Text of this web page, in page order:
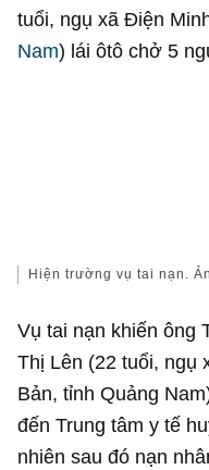
tuổi, ngụ xã Điện
Nam) lái ôtô chở 5
Hiện trường vụ tai nạn.
Vụ tai nạn khiến ông
Thị Lên (22 tuổi, ngụ
Bản, tỉnh Quảng
đến Trung tâm y tế
nhiên sau đó nạn